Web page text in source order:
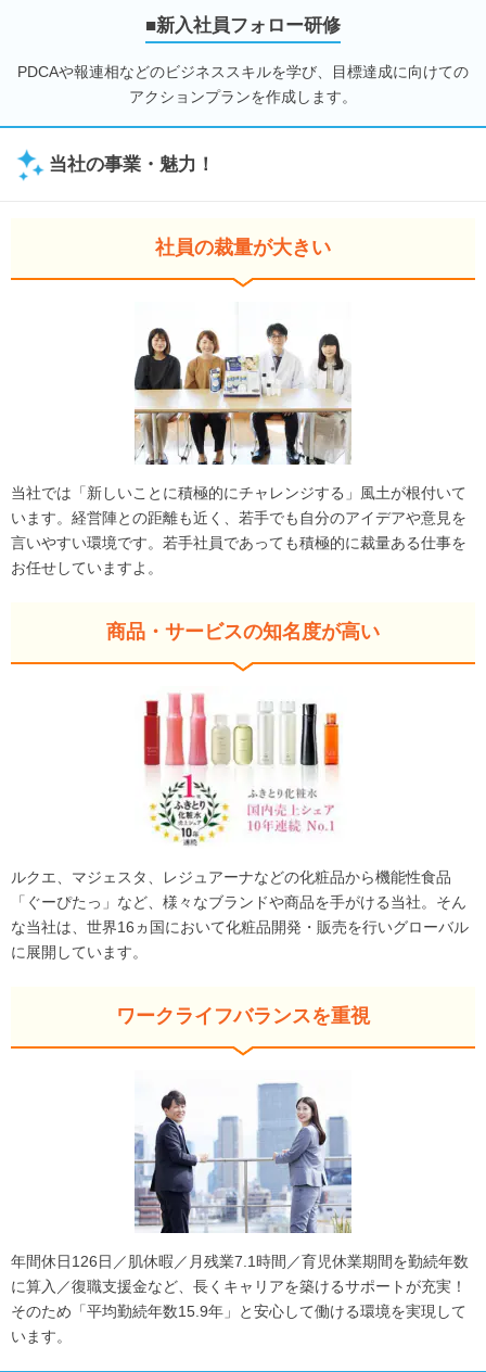
■新入社員フォロー研修
PDCAや報連相などのビジネススキルを学び、目標達成に向けての
アクションプランを作成します。
当社の事業・魅力！
社員の裁量が大きい
当社では「新しいことに積極的にチャレンジする」風土が根付いて
います。経営陣との距離も近く、若手でも自分のアイデアや意見を
言いやすい環境です。若手社員であっても積極的に裁量ある仕事を
お任せしていますよ。
商品・サービスの知名度が高い
ルクエ、マジェスタ、レジュアーナなどの化粧品から機能性食品
「ぐーぴたっ」など、様々なブランドや商品を手がける当社。そん
な当社は、世界16ヵ国において化粧品開発・販売を行いグローバル
に展開しています。
ワークライフバランスを重視
年間休日126日／肌休暇／月残業7.1時間／育児休業期間を勤続年数
に算入／復職支援金など、長くキャリアを築けるサポートが充実！
そのため「平均勤続年数15.9年」と安心して働ける環境を実現して
います。